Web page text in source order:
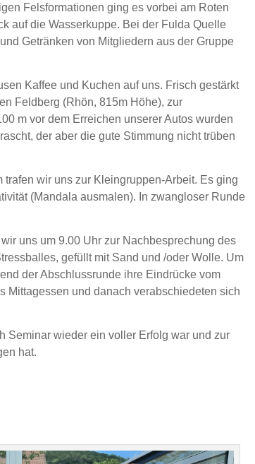
Felsformationen ging es vorbei am Roten
auf die Wasserkuppe. Bei der Fulda Quelle
Getränken von Mitgliedern aus der Gruppe
Kaffee und Kuchen auf uns. Frisch gestärkt
Feldberg (Rhön, 815m Höhe), zur
m vor dem Erreichen unserer Autos wurden
der aber die gute Stimmung nicht trüben
wir uns zur Kleingruppen-Arbeit. Es ging
(Mandala ausmalen). In zwangloser Runde
uns um 9.00 Uhr zur Nachbesprechung des
gefüllt mit Sand und /oder Wolle. Um
der Abschlussrunde ihre Eindrücke vom
Mittagessen und danach verabschiedeten sich
Seminar wieder ein voller Erfolg war und zur
hat.